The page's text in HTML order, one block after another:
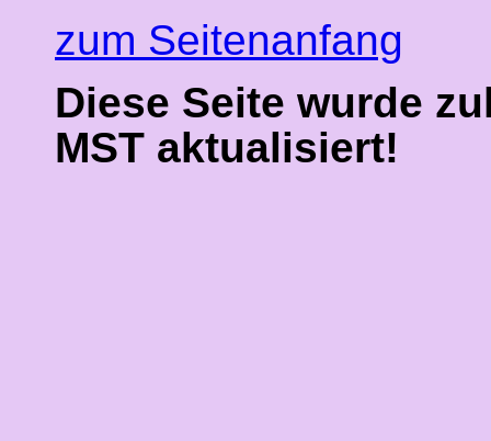
zum Seitenanfang
Diese Seite wurde
MST aktualisiert!